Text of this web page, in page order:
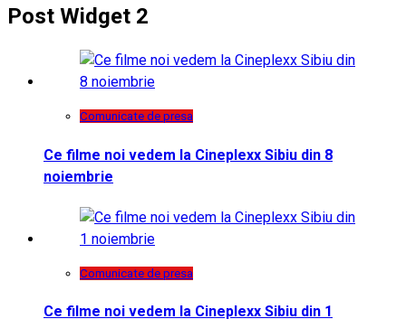
Post Widget 2
Comunicate de presa
Ce filme noi vedem la Cineplexx Sibiu din 8
noiembrie
Comunicate de presa
Ce filme noi vedem la Cineplexx Sibiu din 1